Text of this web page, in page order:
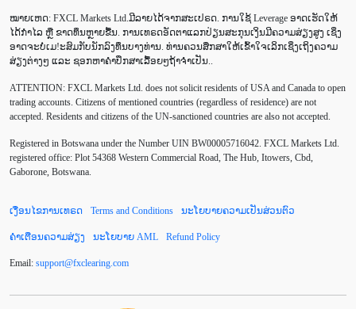
Buy Stop CAD CHF COVID-19 CPI
Canadian dollar Charles Dow
Chinese Yuan Correlation Matrix D1 DailyFX
Default mode network Doji EA EA ເຊີງລຸກ
ECB ECN EMA EUR EUR/AUD
ໝາຍເຫດ: FXCL Markets Ltd.ມີລາຍໄດ້ຈາກສະເປຣດ. ການໃຊ້ Leverage ອາດເຮັດໃຫ້
ໄດ້ກຳໄລ ຫຼື ຂາດທຶນຫຼາຍຂື້ນ. ການເທຣດອັດຕາແລກປ່ຽນສະກຸນເງິນມີຄວາມສ່ຽງສູງ ເຊິ່ງ
ອາດຈະບໍ່ເມ!ະສົມກັບນັກລົງທຶນບາງທ່ານ. ທ່ານຄວນສຶກສາໃຫ້ເຂົ້າໃຈເລິກເຊິ່ງເຖິງຄວາມ
ສ່ຽງຕ່າງໆ ແລະ ຊອກຫາຄຳປຶກສາເລື້ອຍໆຖ້າຈຳເປັນ..
ATTENTION: FXCL Markets Ltd. does not solicit residents of USA and Canada to open
trading accounts. Citizens of mentioned countries (regardless of residence) are not
accepted. Residents and citizens of the UN-sanctioned countries are also not accepted.
Registered in Botswana under the Number UIN BW00005716042. FXCL Markets Ltd.
registered office: Plot 54368 Western Commercial Road, The Hub, Itowers, Cbd,
Gaborone, Botswana.
ເງື່ອນໄຂການເທຣດ Terms and Conditions ນະໂຍບາຍຄວາມເປັນສ່ວນຕົວ
ຄຳເຕືອນຄວາມສ່ຽງ ນະໂຍບາຍ AML Refund Policy
Email: support@fxclearing com